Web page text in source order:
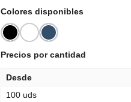
Colores disponibles
Precios por cantidad
Desde
100 uds